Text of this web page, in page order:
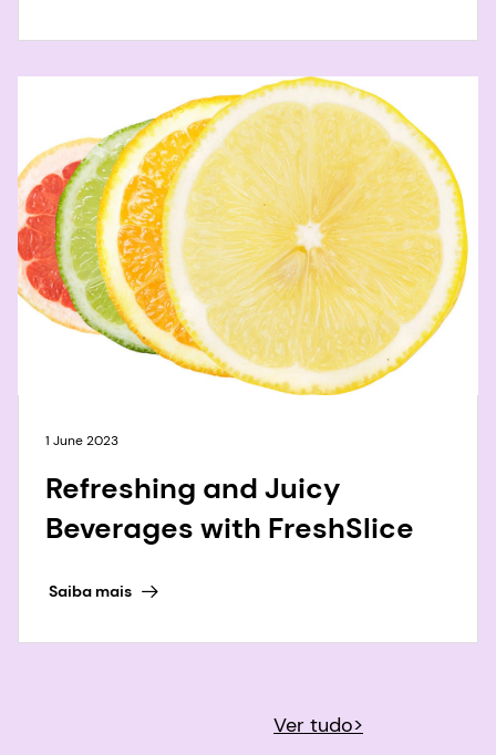
1 June 2023
Refreshing and Juicy
Beverages with FreshSlice
Saiba mais
Ver tudo>